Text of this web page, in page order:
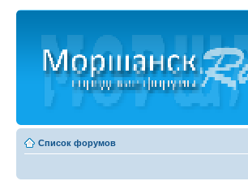
Список форумов